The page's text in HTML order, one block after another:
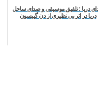
دریا : تلفیق موسیقی و صدای ساحل
دریا در اثر بی نظیری از دن گیبسون